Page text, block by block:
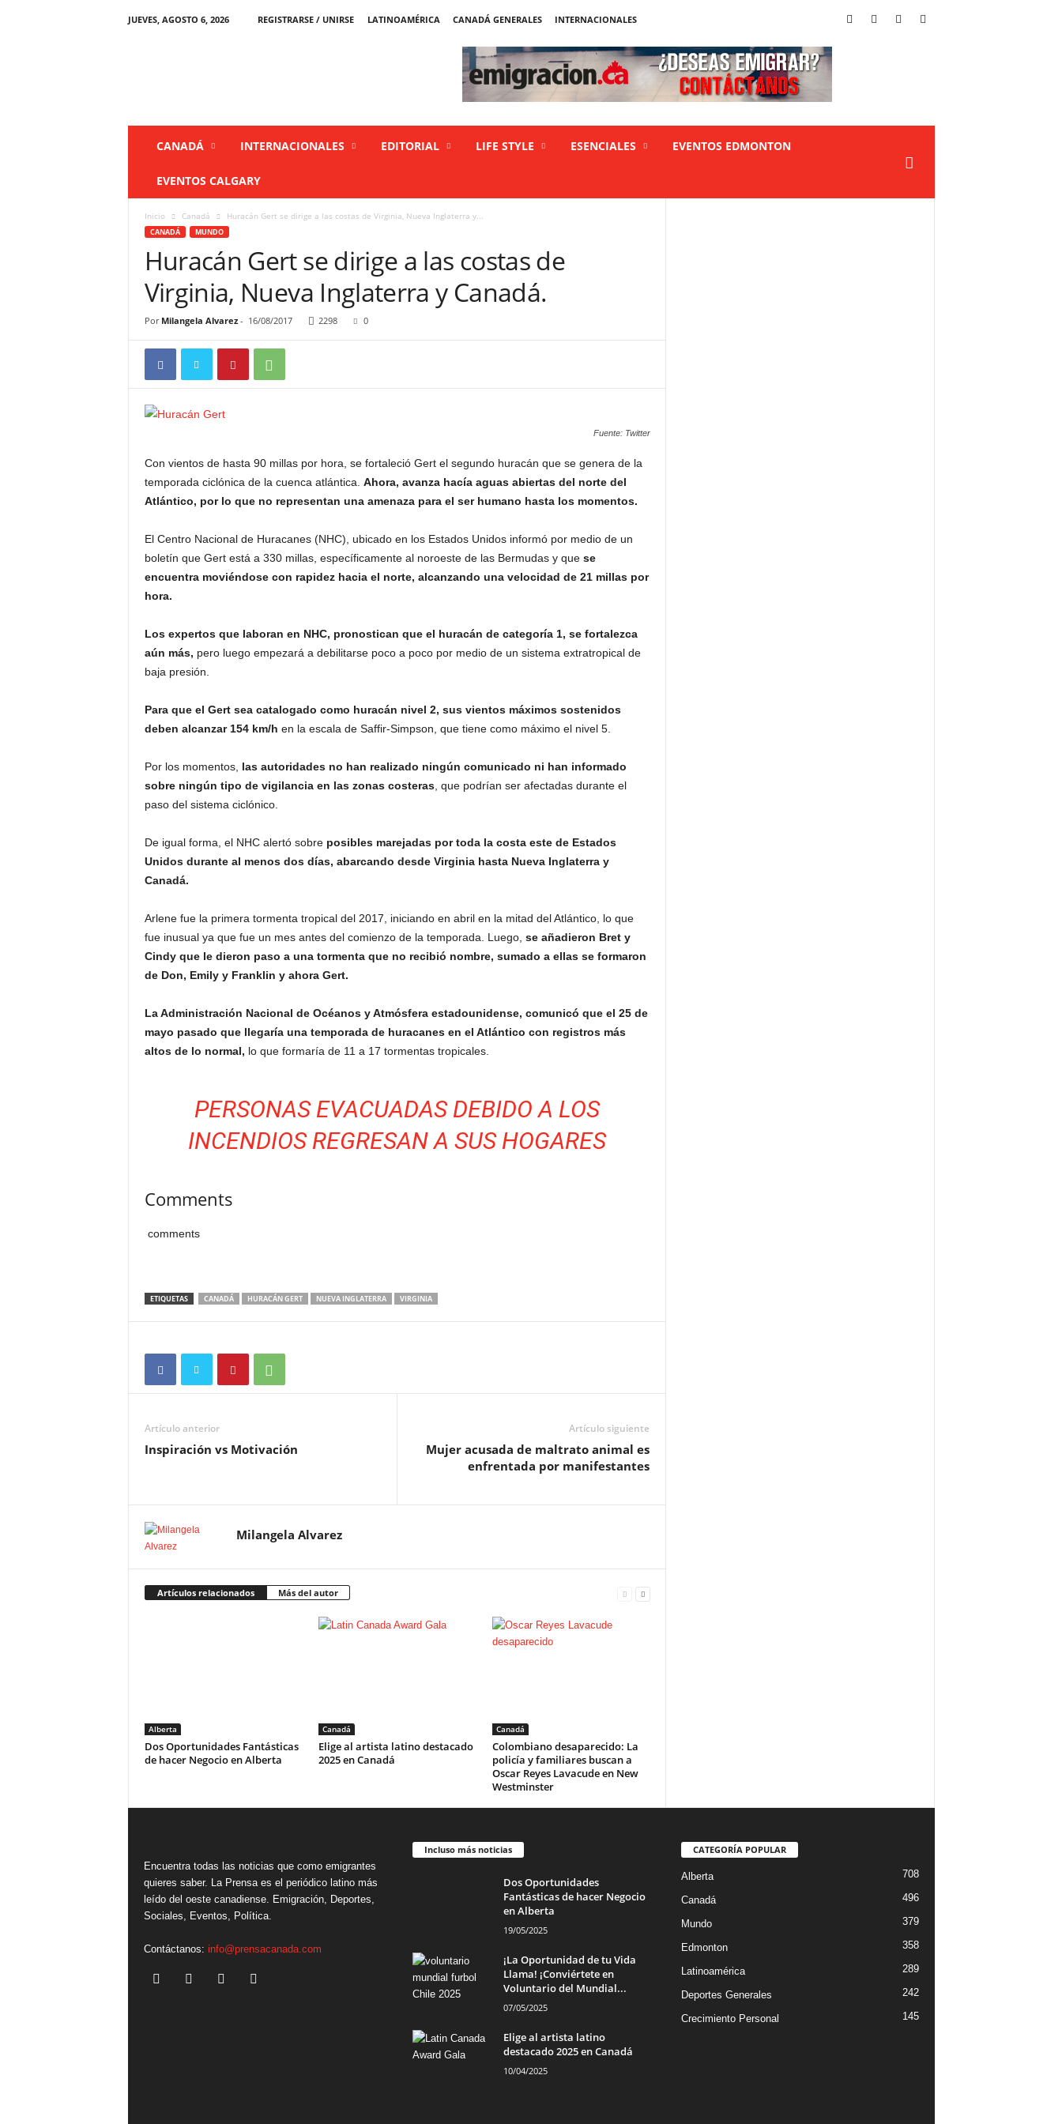
JUEVES, AGOSTO 6, 2026 REGISTRARSE / UNIRSE LATINOAMÉRICA CANADÁ GENERALES
INTERNACIONALES
CANADÁ INTERNACIONALES EDITORIAL LIFE STYLE ESENCIALES EVENTOS EDMONTON
EVENTOS CALGARY
Inicio Canadá Huracán Gert se dirige a las costas de Virginia, Nueva Inglaterra y...
CANADÁ MUNDO
Huracán Gert se dirige a las costas de
Virginia, Nueva Inglaterra y Canadá.
Por Milangela Alvarez- 16/08/2017 2298 0
Fuente: Twitter
Con vientos de hasta 90 millas por hora, se fortaleció Gert el segundo huracán que se genera de la
temporada ciclónica de la cuenca atlántica. Ahora, avanza hacía aguas abiertas del norte del
Atlántico, por lo que no representan una amenaza para el ser humano hasta los momentos.
El Centro Nacional de Huracanes (NHC), ubicado en los Estados Unidos informó por medio de un
boletín que Gert está a 330 millas, específicamente al noroeste de las Bermudas y que se
encuentra moviéndose con rapidez hacia el norte, alcanzando una velocidad de 21 millas por
hora.
Los expertos que laboran en NHC, pronostican que el huracán de categoría 1, se fortalezca
aún más, pero luego empezará a debilitarse poco a poco por medio de un sistema extratropical de
baja presión.
Para que el Gert sea catalogado como huracán nivel 2, sus vientos máximos sostenidos
deben alcanzar 154 km/h en la escala de Saffir-Simpson, que tiene como máximo el nivel 5.
Por los momentos, las autoridades no han realizado ningún comunicado ni han informado
sobre ningún tipo de vigilancia en las zonas costeras, que podrían ser afectadas durante el
paso del sistema ciclónico.
De igual forma, el NHC alertó sobre posibles marejadas por toda la costa este de Estados
Unidos durante al menos dos días, abarcando desde Virginia hasta Nueva Inglaterra y
Canadá.
Arlene fue la primera tormenta tropical del 2017, iniciando en abril en la mitad del Atlántico, lo que
fue inusual ya que fue un mes antes del comienzo de la temporada. Luego, se añadieron Bret y
Cindy que le dieron paso a una tormenta que no recibió nombre, sumado a ellas se formaron
de Don, Emily y Franklin y ahora Gert.
La Administración Nacional de Océanos y Atmósfera estadounidense, comunicó que el 25 de
mayo pasado que llegaría una temporada de huracanes en el Atlántico con registros más
altos de lo normal, lo que formaría de 11 a 17 tormentas tropicales.
PERSONAS EVACUADAS DEBIDO A LOS
INCENDIOS REGRESAN A SUS HOGARES
Comments
comments
ETIQUETAS CANADÁ HURACÁN GERT NUEVA INGLATERRA VIRGINIA
Artículo anterior
Inspiración vs Motivación
Artículo siguiente
Mujer acusada de maltrato animal es
enfrentada por manifestantes
Milangela Alvarez
Artículos relacionados Más del autor
Alberta
Dos Oportunidades Fantásticas
de hacer Negocio en Alberta
Canadá
Elige al artista latino destacado
2025 en Canadá
Canadá
Colombiano desaparecido: La
policía y familiares buscan a
Oscar Reyes Lavacude en New
Westminster
Encuentra todas las noticias que como emigrantes
quieres saber. La Prensa es el periódico latino más
leído del oeste canadiense. Emigración, Deportes,
Sociales, Eventos, Política.
Contáctanos: info@prensacanada.com
Incluso más noticias
Dos Oportunidades
Fantásticas de hacer Negocio
en Alberta
19/05/2025
¡La Oportunidad de tu Vida
Llama! ¡Conviértete en
Voluntario del Mundial...
07/05/2025
Elige al artista latino
destacado 2025 en Canadá
10/04/2025
CATEGORÍA POPULAR
Alberta 708
Canadá 496
Mundo 379
Edmonton 358
Latinoamérica 289
Deportes Generales 242
Crecimiento Personal 145